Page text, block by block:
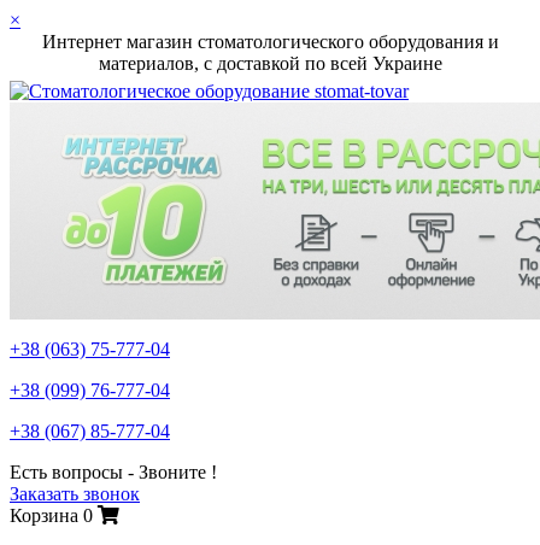
×
Интернет магазин стоматологического оборудования и
материалов, c доставкой по всей Украине
+38 (063) 75-777-04
+38 (099) 76-777-04
+38 (067) 85-777-04
Есть вопросы - Звоните !
Заказать звонок
Корзина 0